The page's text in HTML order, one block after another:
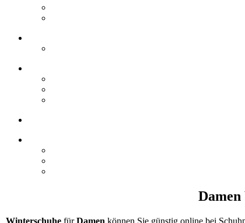
WinterschuhefürDamen können Sie günstig online bei